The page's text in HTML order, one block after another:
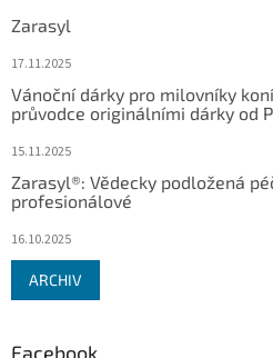
Zarasyl
17.11.2025
Vánoční dárky pro milovníky
průvodce originálními dárky od
15.11.2025
Zarasyl®: Vědecky podložená
profesionálové
16.10.2025
ARCHIV
Facebook